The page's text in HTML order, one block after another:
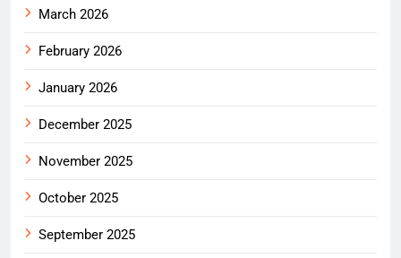
March 2026
February 2026
January 2026
December 2025
November 2025
October 2025
September 2025